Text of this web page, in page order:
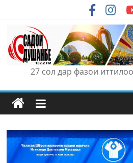
content
27 сол дар фазои